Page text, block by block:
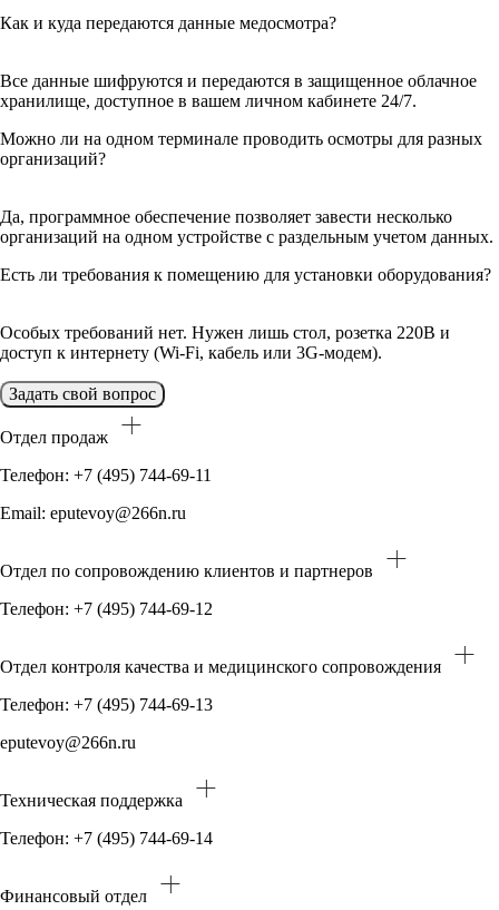
Как и куда передаются данные медосмотра?
Все данные шифруются и передаются в защищенное облачное
хранилище, доступное в вашем личном кабинете 24/7.
Можно ли на одном терминале проводить осмотры для разных
организаций?
Да, программное обеспечение позволяет завести несколько
организаций на одном устройстве с раздельным учетом данных.
Есть ли требования к помещению для установки оборудования?
Особых требований нет. Нужен лишь стол, розетка 220В и
доступ к интернету (Wi-Fi, кабель или 3G-модем).
Задать свой вопрос
Отдел продаж
Телефон: +7 (495) 744-69-11
Email: eputevoy@266n.ru
Отдел по сопровождению клиентов и партнеров
Телефон: +7 (495) 744-69-12
Отдел контроля качества и медицинского сопровождения
Телефон: +7 (495) 744-69-13
eputevoy@266n.ru
Техническая поддержка
Телефон: +7 (495) 744-69-14
Финансовый отдел